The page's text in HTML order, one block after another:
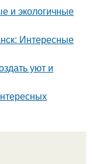
и экологичные
Интересные
уют и